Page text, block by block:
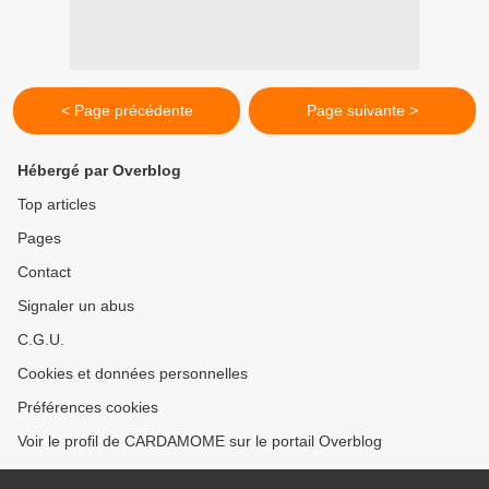
< Page précédente Page suivante >
Hébergé par Overblog
Top articles
Pages
Contact
Signaler un abus
C.G.U.
Cookies et données personnelles
Préférences cookies
Voir le profil de CARDAMOME sur le portail Overblog